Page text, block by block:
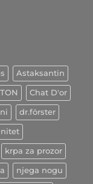
Astaksantin
Chat D'or
dr.förster
krpa za prozor
njega nogu